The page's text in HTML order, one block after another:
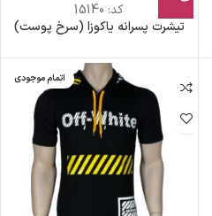
کد: 15140
تیشرت پسرانه یاکوزا (سرخ پوست)
اتمام موجودی